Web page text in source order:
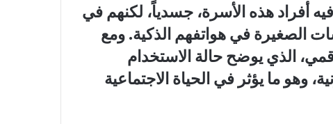
أفراد هذه الأسرة، جسدياً، لكنهم في
الصغيرة في هواتفهم الذكية. ومع
الذي يوضح حالة الاستخدام
وهو ما يؤثر في الحياة الاجتماعية